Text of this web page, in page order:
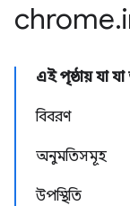
chrome.
এই পৃষ্ঠায় যা
বিবরণ
অনুমতিসমূহ
উপস্থিতি